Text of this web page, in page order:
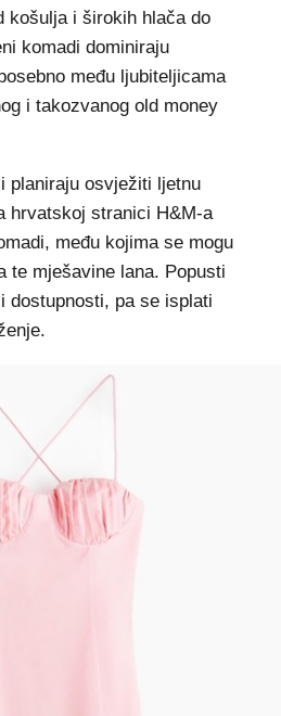
košulja i širokih hlača do
komadi dominiraju
među ljubiteljicama
i takozvanog old money
planiraju osvježiti ljetnu
hrvatskoj stranici H&M-a
među kojima se mogu
te mješavine lana. Popusti
dostupnosti, pa se isplati